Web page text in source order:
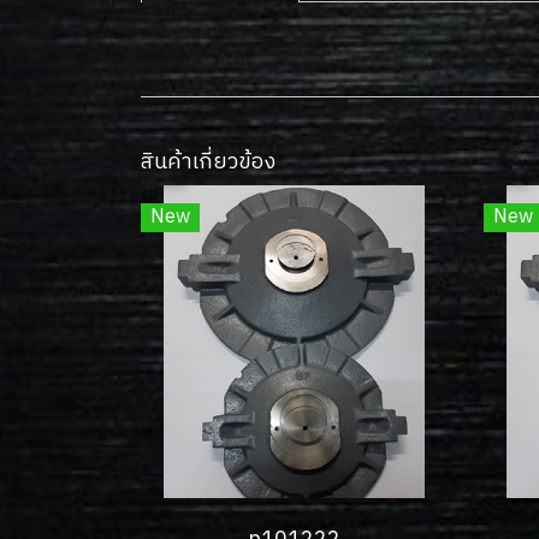
สินค้าเกี่ยวข้อง
New New